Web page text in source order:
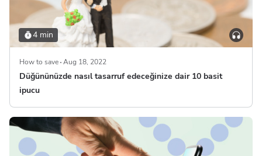
4 min
How to save Aug 18, 2022
Düğününüzde nasıl tasarruf edeceğinize dair 10 basit
ipucu